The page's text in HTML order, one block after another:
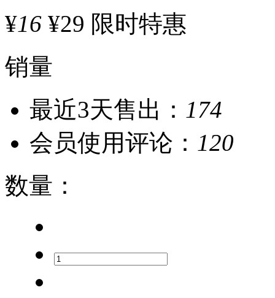
¥16 ¥29 限时特惠
销量
最近3天售出： 174
会员使用评论： 120
数量 ：